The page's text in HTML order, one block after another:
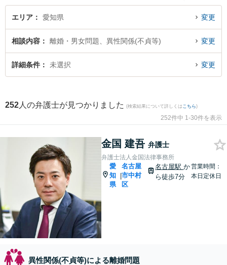
弁護士を絞り込めます。離婚・男女問題に関係する財産分与や養育費、親権等
の細かな分野での絞り込み検索もでき便利です。特に弁護士法人金国法律事務
目されています。『愛知県で土日や夜間に発生した異性関係(不貞等)による離婚
問題のトラブルを今すぐに弁護士に相談したい』『異性関係(不貞等)による離婚
問題のトラブル解決の実績豊富な近くの弁護士を検索したい』『初回相談無料
エリア 愛知県 変更
相談内容 離婚・男女問題、異性関係(不貞等) 変更
詳細条件 未選択 変更
252 人の弁護士が見つかりました (検索結果について詳しくは こちら)
252件中 1-30件を表示
金国 建吾 弁護士
弁護士法人金国法律事務所
愛
知
県
|
名古屋
市中村
区
名古屋駅か
ら徒歩7分
営業時間：
本日定休日
異性関係(不貞等)による離婚問題